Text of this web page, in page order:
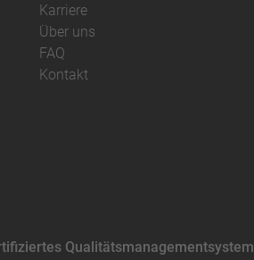
Karriere
Über uns
FAQ
Kontakt
Qualitätsmanagementsystem